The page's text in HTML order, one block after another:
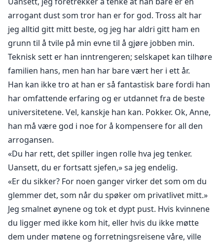
arrogant dust som tror han er for god. Tross alt har
jeg alltid gitt mitt beste, og jeg har aldri gitt ham en
grunn til å tvile på min evne til å gjøre jobben min.
Teknisk sett er han inntrengeren; selskapet kan tilhøre
familien hans, men han har bare vært her i ett år.
Han kan ikke tro at han er så fantastisk bare fordi han
har omfattende erfaring og er utdannet fra de beste
universitetene. Vel, kanskje han kan. Pokker. Ok, Anne,
han må være god i noe for å kompensere for all den
arrogansen.
«Du har rett, det spiller ingen rolle hva jeg tenker.
Uansett, du er fortsatt sjefen,» sa jeg endelig.
«Er du sikker? For noen ganger virker det som om du
glemmer det, som når du spøker om privatlivet mitt.»
Jeg smalnet øynene og tok et dypt pust. Hvis kvinnene
du ligger med ikke kom hit, eller hvis du ikke møtte
dem under møtene og forretningsreisene våre, ville